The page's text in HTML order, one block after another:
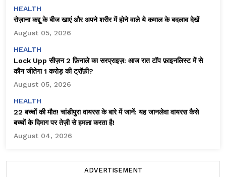
HEALTH
रोज़ाना कद्दू के बीज खाएं और अपने शरीर में होने वाले ये कमाल के बदलाव देखें
August 05, 2026
HEALTH
Lock Upp सीज़न 2 फ़िनाले का सरप्राइज़: आज रात टॉप फ़ाइनलिस्ट में से
कौन जीतेगा ₹1 करोड़ की ट्रॉफ़ी?
August 05, 2026
HEALTH
22 बच्चों की मौत! चांडीपुरा वायरस के बारे में जानें: यह जानलेवा वायरस कैसे
बच्चों के दिमाग पर तेज़ी से हमला करता है!
August 04, 2026
ADVERTISEMENT